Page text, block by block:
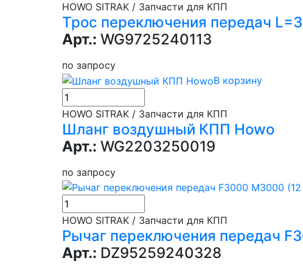
HOWO SITRAK / Запчасти для КПП
Трос переключения передач
Арт.: WG9725240113
по запросу
В корзину
HOWO SITRAK / Запчасти для КПП
Шланг воздушный КПП Howo
Арт.: WG2203250019
по запросу
HOWO SITRAK / Запчасти для КПП
Рычаг переключения передач
Арт.: DZ95259240328